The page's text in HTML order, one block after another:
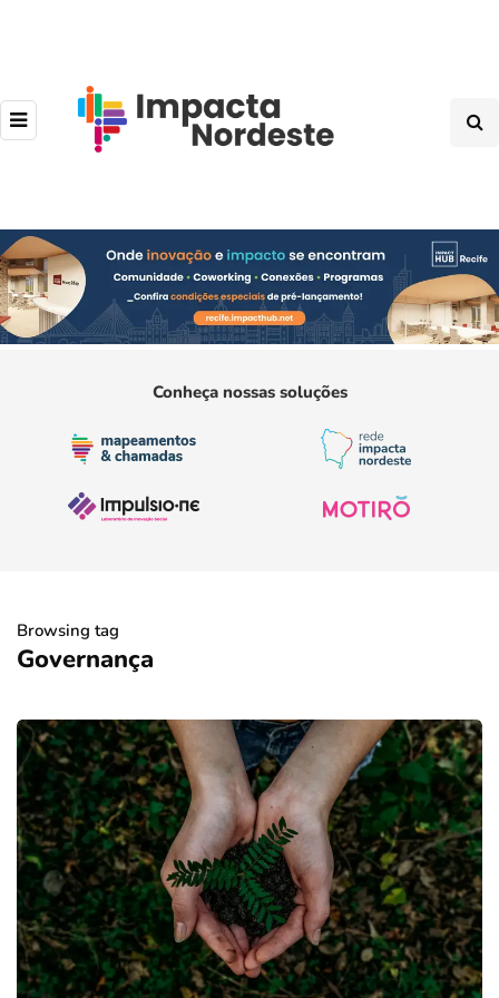
Conheça nossas soluções
Browsing tag
Governança